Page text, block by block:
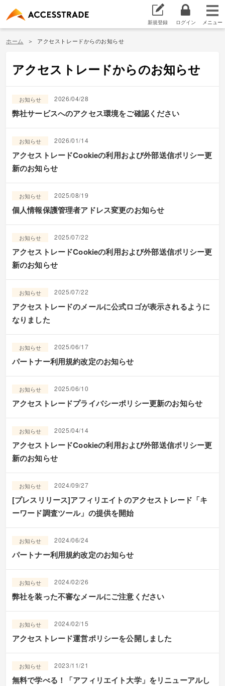
新規登録 ログイン
ホーム アクセストレードからのお知らせ
アクセストレードからのお知らせ
お知らせ 2026/04/28
弊社サービスへのアクセス環境をご確認ください
お知らせ 2026/01/14
アクセストレードCookieの利用および外部送信ポリシー更
新のお知らせ
お知らせ 2025/08/19
個人情報保護管理者アドレス変更のお知らせ
お知らせ 2025/07/22
アクセストレードCookieの利用および外部送信ポリシー更
新のお知らせ
お知らせ 2025/07/22
アクセストレードのメールに公式ロゴが表示されるように
なりました
お知らせ 2025/06/17
パートナー利用規約改定のお知らせ
お知らせ 2025/06/10
アクセストレードプライバシーポリシー更新のお知らせ
お知らせ 2025/04/14
アクセストレードCookieの利用および外部送信ポリシー更
新のお知らせ
お知らせ 2024/09/27
[プレスリリース]アフィリエイトのアクセストレード「キ
ーワード調査ツール」の提供を開始
お知らせ 2024/06/24
パートナー利用規約改定のお知らせ
お知らせ 2024/02/26
弊社を装った不審なメールにご注意ください
お知らせ 2024/02/15
アクセストレード運営ポリシーを公開しました
お知らせ 2023/11/21
無料で学べる！「アフィリエイト大学」をリニューアルし